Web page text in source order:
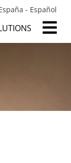
- Español